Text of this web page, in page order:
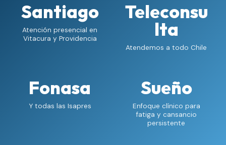
Santiago
Atención presencial en
Vitacura y Providencia
Teleconsu
lta
Atendemos a todo Chile
Fonasa
Y todas las Isapres
Sueño
Enfoque clínico para
fatiga y cansancio
persistente